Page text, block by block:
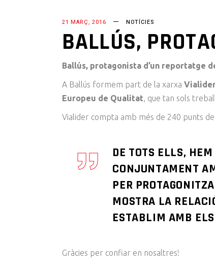
21 MARÇ, 2016 NOTÍCIES
BALLÚS,
Ballús, protagonista d’un reportatge
A Ballús formem part de la xarxa
Europeu de Qualitat, que tan sols
Vialider compta amb més de 240 punts
DE TOTS ELLS,
CONJUNTAMENT
PER
MOSTRA LA
ESTABLIM AMB
Gràcies per confiar en nosaltres!